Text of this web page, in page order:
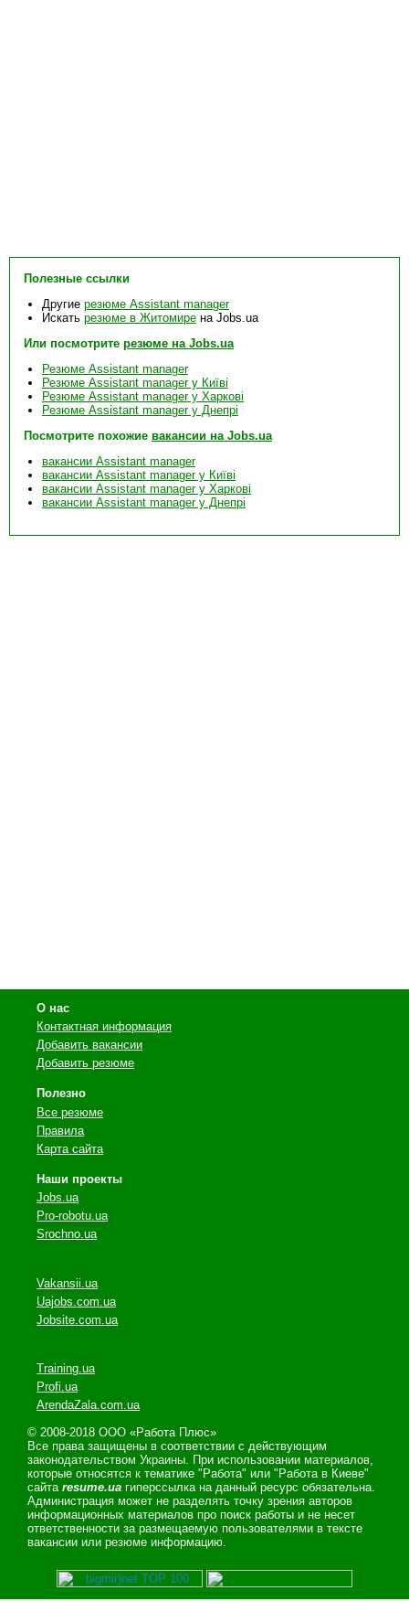
Полезные ссылки
Другие резюме Assistant manager
Искать резюме в Житомире на Jobs.ua
Или посмотрите резюме на Jobs.ua
Резюме Assistant manager
Резюме Assistant manager у Київі
Резюме Assistant manager у Харкові
Резюме Assistant manager у Днепрі
Посмотрите похожие вакансии на Jobs.ua
вакансии Assistant manager
вакансии Assistant manager у Київі
вакансии Assistant manager у Харкові
вакансии Assistant manager у Днепрі
О нас
Контактная информация
Добавить вакансии
Добавить резюме
Полезно
Все резюме
Правила
Карта сайта
Наши проекты
Jobs.ua
Pro-robotu.ua
Srochno.ua
Vakansii.ua
Uajobs.com.ua
Jobsite.com.ua
Training.ua
Profi.ua
ArendaZala.com.ua
© 2008-2018 ООО «Работа Плюс»
Все права защищены в соответствии с действующим
законодательством Украины. При использовании материалов,
которые относятся к тематике "Работа" или "Работа в Киеве"
сайта resume.ua гиперссылка на данный ресурс обязательна.
Администрация может не разделять точку зрения авторов
информационных материалов про поиск работы и не несет
ответственности за размещаемую пользователями в тексте
вакансии или резюме информацию.